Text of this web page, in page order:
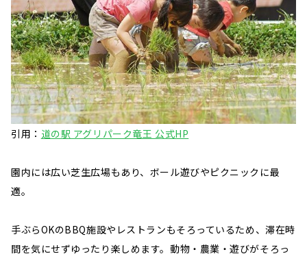
引用： 道の駅 アグリパーク竜王 公式HP
園内には広い芝生広場もあり、ボール遊びやピクニックに最
適。
手ぶらOKのBBQ施設やレストランもそろっているため、滞在時
間を気にせずゆったり楽しめます。動物・農業・遊びがそろっ